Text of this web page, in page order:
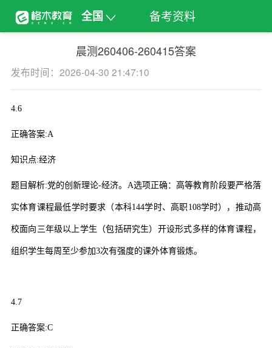
全国 备考资料
晨测260406-260415答案
发布时间：2026-04-30 21:47:10
4.6
正确答案:A
知识点:经济
题目解析:党的创新理论-经济。 A选项正确：高等教育阶段要严格落
实体育课程最低学时要求（本科144学时、高职 108学时），推动高
校面向三年级以上学生（包括研究生）开设形式多样的体育课程，
组织学生每周至少参加3次有强度的课外体育锻炼。
4.7
正确答案:C